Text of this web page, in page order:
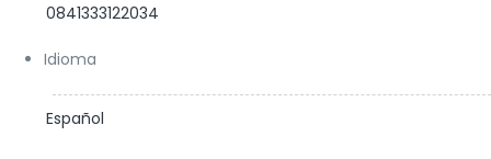
0841333122034
Idioma
Español